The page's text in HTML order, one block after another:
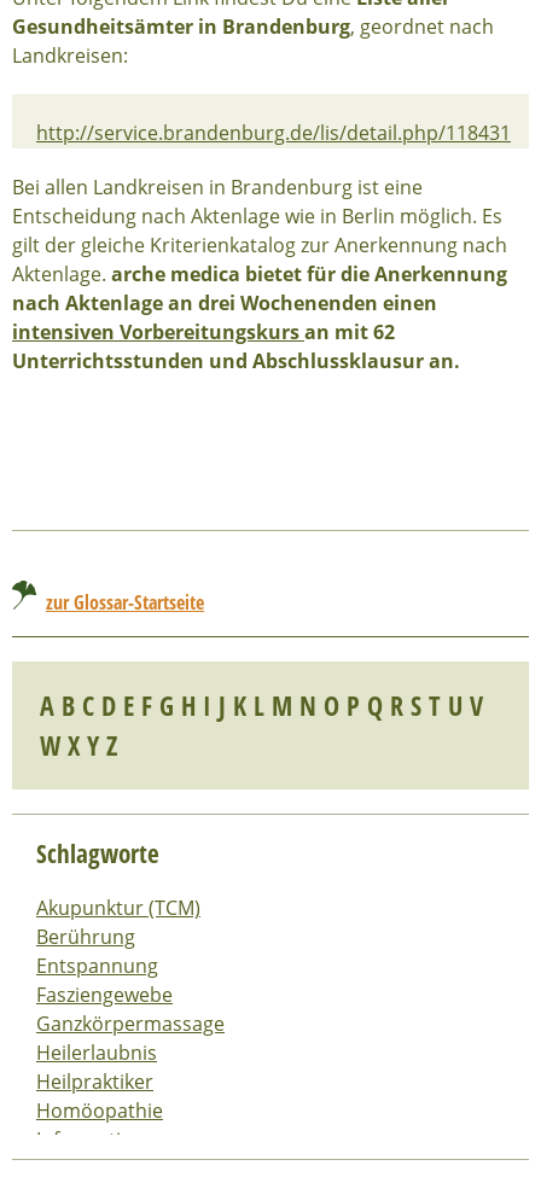
Gesundheitsämter in Brandenburg, geordnet nach
Landkreisen:
http://service.brandenburg.de/lis/detail.php/118431
Bei allen Landkreisen in Brandenburg ist eine
Entscheidung nach Aktenlage wie in Berlin möglich. Es
gilt der gleiche Kriterienkatalog zur Anerkennung nach
Aktenlage. arche medica bietet für die Anerkennung
nach Aktenlage an drei Wochenenden einen
intensiven Vorbereitungskursan mit 62
Unterrichtsstunden und Abschlussklausur an.
zur Glossar-Startseite
A B C D E F G H I J K L M N O P Q R S T U V
W X Y Z
Schlagworte
Akupunktur (TCM)
Berührung
Entspannung
Fasziengewebe
Ganzkörpermassage
Heilerlaubnis
Heilpraktiker
Homöopathie
Information
Klassische Massage